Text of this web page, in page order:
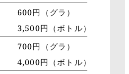
600円（グラ）
3,500円（ボトル）
700円（グラ）
4,000円（ボトル）